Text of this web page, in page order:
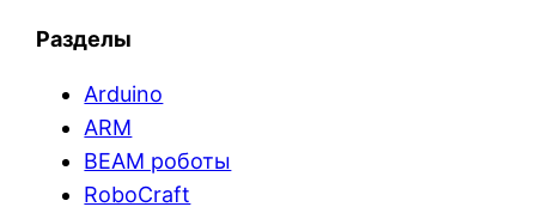
Разделы
Arduino
ARM
BEAM роботы
RoboCraft